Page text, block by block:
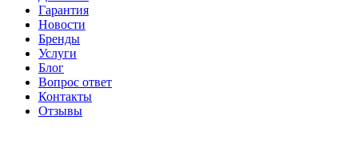
Гарантия
Новости
Бренды
Услуги
Блог
Вопрос ответ
Контакты
Отзывы